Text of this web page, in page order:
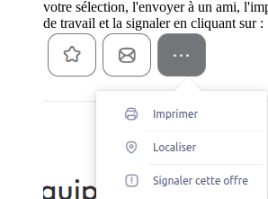
votre sélection, l'envoyer à un ami,
de travail et la signaler en cliquant sur :